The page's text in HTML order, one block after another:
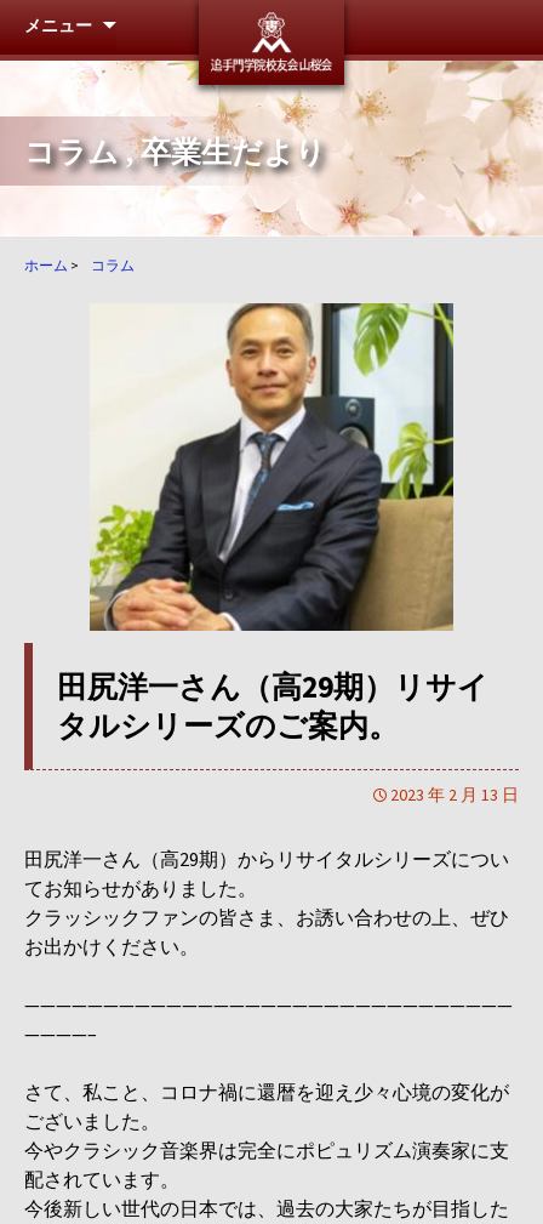
追手門学
メニュー
コラム,卒業生だより
ホーム > コラム
田尻洋一さん（高29期）リサイ
タルシリーズのご案内。
2023 年 2 月 13 日
田尻洋一さん（高29期）からリサイタルシリーズについ
てお知らせがありました。
クラッシックファンの皆さま、お誘い合わせの上、ぜひ
お出かけください。
———————————————————————————————
————–
さて、私こと、コロナ禍に還暦を迎え少々心境の変化が
ございました。
今やクラシック音楽界は完全にポピュリズム演奏家に支
配されています。
今後新しい世代の日本では、過去の大家たちが目指した